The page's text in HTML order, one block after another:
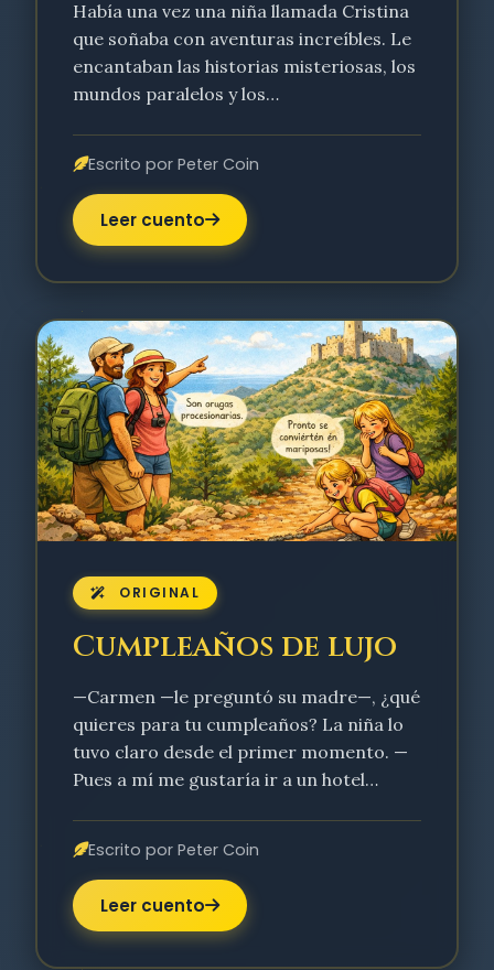
Había una vez una niña llamada Cristina
que soñaba con aventuras increíbles. Le
encantaban las historias misteriosas, los
mundos paralelos y los…
Escrito por Peter Coin
Leer cuento
ORIGINAL
Cumpleaños de lujo
—Carmen —le preguntó su madre—, ¿qué
quieres para tu cumpleaños? La niña lo
tuvo claro desde el primer momento. —
Pues a mí me gustaría ir a un hotel…
Escrito por Peter Coin
Leer cuento